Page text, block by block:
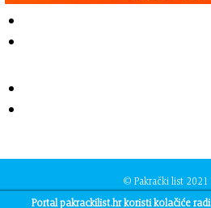
© Pakrački list 2021
Developed by
Portal pakrackilist.hr koristi kolačiće